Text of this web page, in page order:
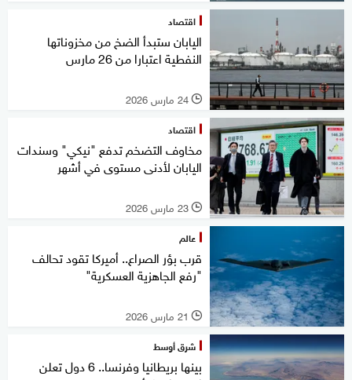
اقتصاد
اليابان ستبدأ الضخ من مخزوناتها
النفطية اعتبارا من 26 مارس
l 24 مارس 2026
اقتصاد
مخاوف التضخم تدفع "نيكي" وسندات
اليابان لأدنى مستوى في أشهر
l 23 مارس 2026
عالم
قرب بؤر الصراع.. أميركا تقود تحالف
"رفع الجاهزية العسكرية"
l 21 مارس 2026
شرق أوسط
بينها بريطانيا وفرنسا.. 6 دول تعلن